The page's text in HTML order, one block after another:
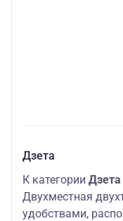
Дзета
К категории Дзета
Двухместная
удобствами,